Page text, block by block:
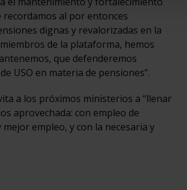
al por entonces
dignas y revalorizadas en la
de la plataforma, hemos
que defenderemos
USO en materia de pensiones”.
a los próximos ministerios a “llenar
aprovechada: con empleo de
mejor empleo, y con la necesaria y